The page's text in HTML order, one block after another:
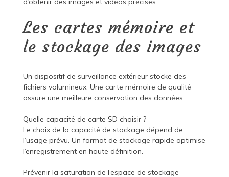
Les cartes mémoire et
le stockage des images
Un dispositif de surveillance extérieur stocke des
fichiers volumineux. Une carte mémoire de qualité
assure une meilleure conservation des données.
Quelle capacité de carte SD choisir ?
Le choix de la capacité de stockage dépend de
l’usage prévu. Un format de stockage rapide optimise
l’enregistrement en haute définition.
Prévenir la saturation de l’espace de stockage